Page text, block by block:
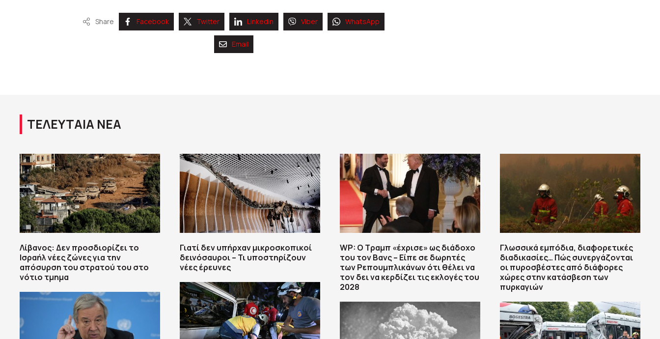
Share Facebook Twitter Linkedin Viber WhatsApp
Email
ΤΕΛΕΥΤΑΙΑ ΝΕΑ
Λίβανος: Δεν προσδιορίζει το
Ισραήλ νέες ζώνες για την
απόσυρση του στρατού του στο
νότιο τμημα
Γιατί δεν υπήρχαν μικροσκοπικοί
δεινόσαυροι – Τι υποστηρίζουν
νέες έρευνες
WP: Ο Τραμπ «έχρισε» ως διάδοχο
του τον Βανς – Είπε σε δωρητές
των Ρεπουμπλικάνων ότι θέλει να
τον δει να κερδίζει τις εκλογές του
2028
Γλωσσικά εμπόδια, διαφορετικές
διαδικασίες… Πώς συνεργάζονται
οι πυροσβέστες από διάφορες
χώρες στην κατάσβεση των
πυρκαγιών